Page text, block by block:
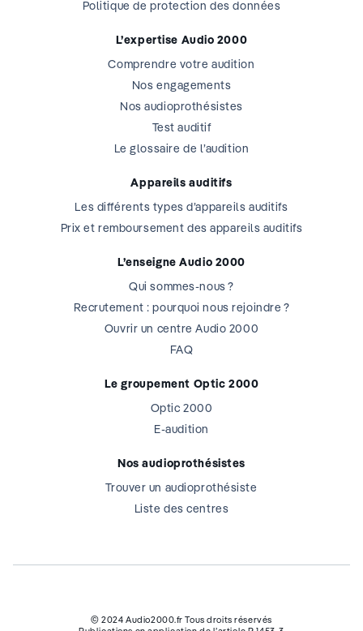
Politique de protection des données
L’expertise Audio 2000
Comprendre votre audition
Nos engagements
Nos audioprothésistes
Test auditif
Le glossaire de l’audition
Appareils auditifs
Les différents types d’appareils auditifs
Prix et remboursement des appareils auditifs
L’enseigne Audio 2000
Qui sommes-nous ?
Recrutement : pourquoi nous rejoindre ?
Ouvrir un centre Audio 2000
FAQ
Le groupement Optic 2000
Optic 2000
E-audition
Nos audioprothésistes
Trouver un audioprothésiste
Liste des centres
© 2024 Audio2000.fr Tous droits réservés